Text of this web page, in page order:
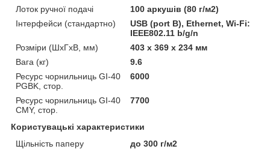
Лоток ручної подачі
100 аркушів (80 г/м2)
Інтерфейси (стандартно)
USB (port B), Ethernet, Wi-Fi:
IEEE802.11 b/g/n
Розміри (ШхГхВ, мм)
403 x 369 x 234 мм
Вага (кг)
9.6
Ресурс чорнильниць GI-40
PGBK, стор.
6000
Ресурс чорнильниць GI-40
CMY, стор.
7700
Користувацькі характеристики
Щільність паперу
до 300 г/м2